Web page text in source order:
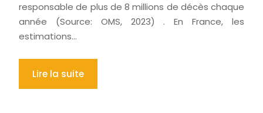
responsable de plus de 8 millions de décès chaque
année (Source: OMS, 2023) . En France, les
estimations…
Lire la suite